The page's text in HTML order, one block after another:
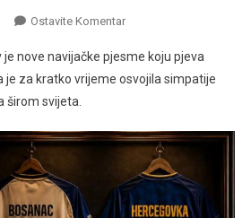
Ostavite KomentarNa
Pjevaju
Novu
“Volimo
Bosno”,
U
je nove navijačke pjesme koju pjeva
je za kratko vrijeme osvojila simpatije
širom svijeta.